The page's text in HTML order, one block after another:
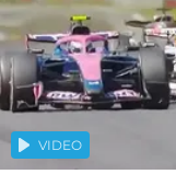
VIDEO